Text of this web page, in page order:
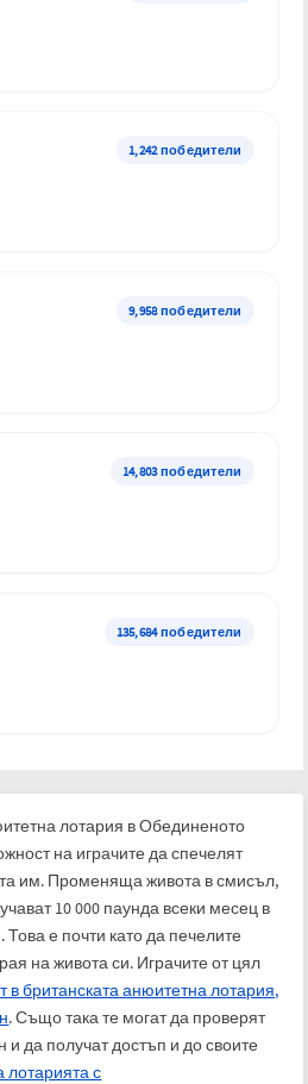
1,242победители
9,958победители
14,803победители
135,684победители
лотария в Обединеното
на играчите да спечелят
им. Променяща живота в смисъл,
10 000 паунда всеки месец в
е почти като да печелите
на живота си. Играчите от цял
в британската анюитетна лотария,
. Също така те могат да проверят
да получат достъп и до своите
лотарията с